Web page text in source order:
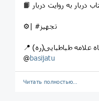
کتاب دربار به روایت دربار
⚙️| #تجهیز
علامه طباطبایی(ره)
@basijatu
Читать полностью…